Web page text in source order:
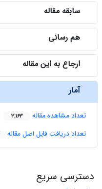
سابقه مقاله
هم رسانی
ارجاع به این مقاله
آمار
تعداد مشاهده مقاله 3,163
تعداد دریافت فایل اصل مقاله
دسترسی سریع